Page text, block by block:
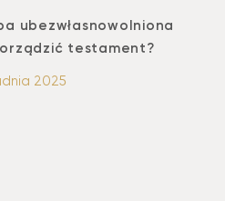
ubezwłasnowolniona
testament?
2025